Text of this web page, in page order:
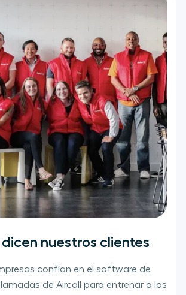
dicen nuestros clientes
confían en el software de
de Aircall para entrenar a los